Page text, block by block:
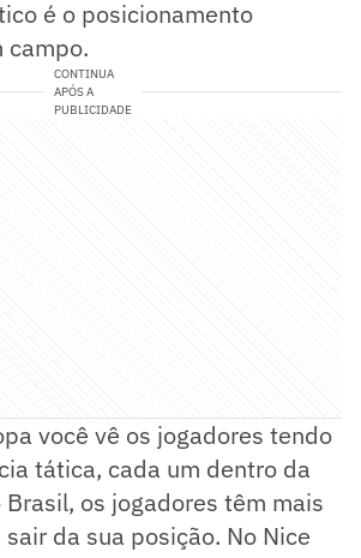
é o posicionamento
campo.
CONTINUA
APÓS A
PUBLICIDADE
você vê os jogadores tendo
tática, cada um dentro da
Brasil, os jogadores têm mais
da sua posição. No Nice